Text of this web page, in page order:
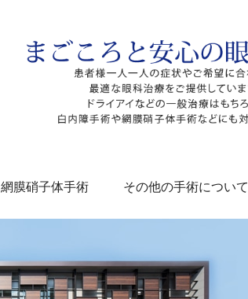
網膜硝子体手術 その他の手術について